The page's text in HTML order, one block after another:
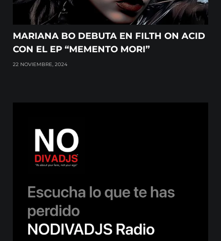
MARIANA BO DEBUTA EN FILTH ON ACID
CON EL EP “MEMENTO MORI”
22 NOVIEMBRE, 2024